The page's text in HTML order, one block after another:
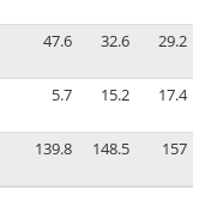
47.6 32.6 29.2
5.7 15.2 17.4
139.8 148.5 157